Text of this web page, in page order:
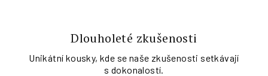
Dlouholeté zkušenosti
Unikátní kousky, kde se naše zkušenosti setkávají
s dokonalostí.